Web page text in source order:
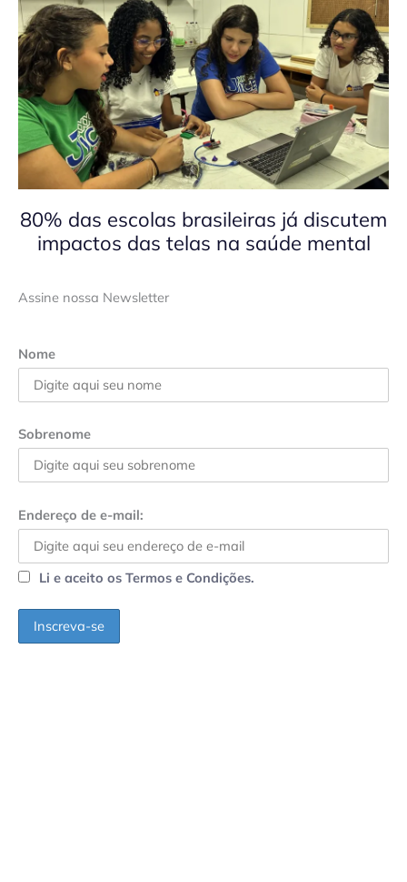
80% das escolas brasileiras já discutem
impactos das telas na saúde mental
Assine nossa Newsletter
Nome
Sobrenome
Endereço de e-mail:
Li e aceito os Termos e Condições.